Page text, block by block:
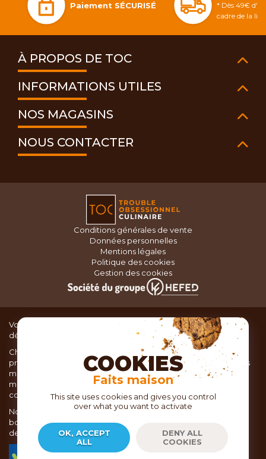
Paiement SÉCURISÉ
* Dès 49€
cadre de la
À PROPOS DE TOC
INFORMATIONS UTILES
NOS MAGASINS
NOUS CONTACTER
Conditions générales de vente
Données personnelles
Mentions légales
Politique des cookies
Gestion des cookies
Vous recherchez du matériel de cuisine pour concocter de
délicieux plats ou des pâtisseries dignes d’un grand chef ?
Chez TOC, boutique d’ustensiles de cuisine, nous vous
proposons une large sélection de produits issus des meilleures
marques de matériel de cuisine: Ustensiles de pâtisserie,
matériel de cuisson, service de table, ustensiles de cuisine,
coutellerie, set picnic.
Nous vous réservons un accueil chaleureux au sein de nos 21
boutiques, mais vous trouverez également tout votre matériel
de cuisine en ligne sur notre site internet toc.fr
COOKIES
Faits maison
This site uses cookies and gives you control
over what you want to activate
OK, ACCEPT
ALL
DENY ALL
COOKIES